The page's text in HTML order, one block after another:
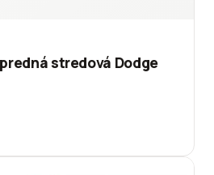
stredová Dodge